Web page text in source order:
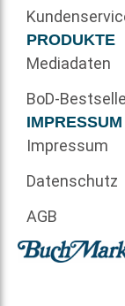
PRODUKTE
Mediadaten
BoD-
IMPRESSUM
Impressum
Datenschutz
AGB